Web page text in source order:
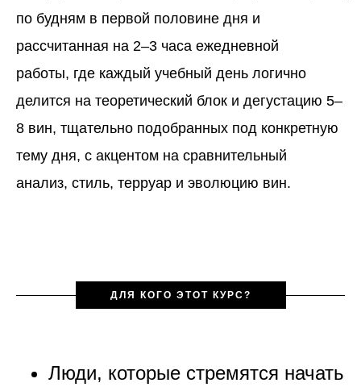
по будням в первой половине дня и
рассчитанная на 2–3 часа ежедневной
работы, где каждый учебный день логично
делится на теоретический блок и дегустацию 5–
8 вин, тщательно подобранных под конкретную
тему дня, с акцентом на сравнительный
анализ, стиль, терруар и эволюцию вин.
ДЛЯ КОГО ЭТОТ КУРС?
Люди, которые стремятся начать